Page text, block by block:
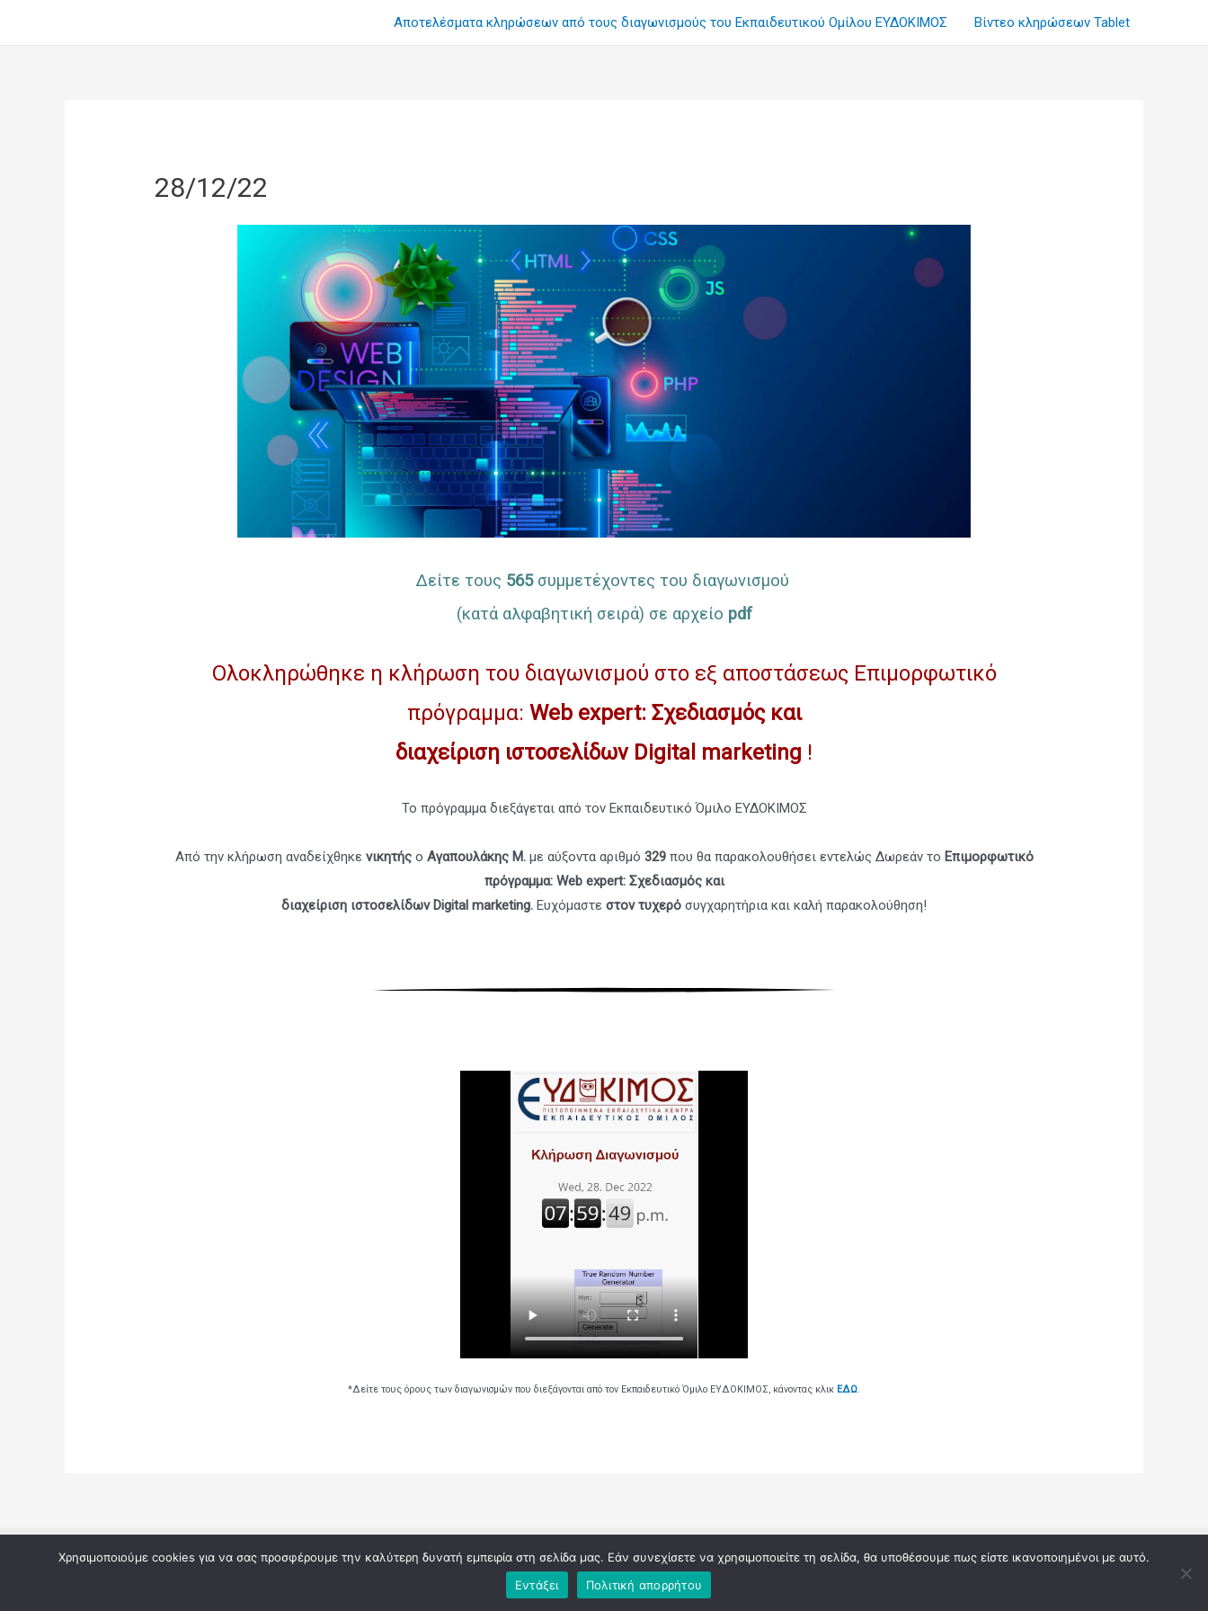
Αποτελέσματα κληρώσεων από τους διαγωνισμούς του Εκπαιδευτικού Ομίλου ΕΥΔΟΚΙΜΟΣ Βίντεο κληρώσεων Tablet
28/12/22
Δείτε τους 565συμμετέχοντες του διαγωνισμού
(κατά αλφαβητική σειρά) σε αρχείο pdf
Ολοκληρώθηκε η κλήρωση του διαγωνισμού στο εξ αποστάσεως Επιμορφωτικό
πρόγραμμα: Web expert: Σχεδιασμός και
διαχείριση ιστοσελίδων ­Digital marketing !
Το πρόγραμμα διεξάγεται από τον Εκπαιδευτικό Όμιλο ΕΥΔΟΚΙΜΟΣ
Από την κλήρωση αναδείχθηκε νικητήςο Αγαπουλάκης Μ. με αύξοντα αριθμό 329 που θα παρακολουθήσει εντελώς Δωρεάν το Επιμορφωτικό
πρόγραμμα: Web expert: Σχεδιασμός και
διαχείριση ιστοσελίδων­ Digital marketing. Ευχόμαστε στον τυχερό συγχαρητήρια και καλή παρακολούθηση!
*Δείτε τους όρους των διαγωνισμών που διεξάγονται από τον Εκπαιδευτικό Όμιλο ΕΥΔΟΚΙΜΟΣ, κάνοντας κλικ ΕΔΩ.
Copyright © 2026 Αποτελέσματα κληρώσεων από τους διαγωνισμούς του εκπαιδευτικού ομίλου ΕΥΔΟΚΙΜΟΣ | Powered by Αποτελέσματα κληρώσεων από τους διαγωνισμούς
του εκπαιδευτικού ομίλου ΕΥΔΟΚΙΜΟΣ
Χρησιμοποιούμε cookies για να σας προσφέρουμε την καλύτερη δυνατή εμπειρία στη σελίδα μας. Εάν συνεχίσετε να χρησιμοποιείτε τη σελίδα, θα υποθέσουμε πως είστε ικανοποιημένοι με αυτό.
Εντάξει
Πολιτική απορρήτου